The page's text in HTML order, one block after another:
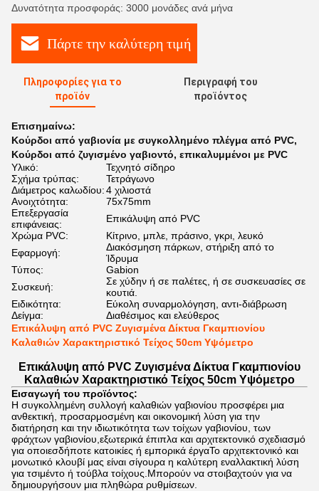
Δυνατότητα προσφοράς: 3000 μονάδες ανά μήνα
Πάρτε την καλύτερη τιμή
Πληροφορίες για το
προϊόν
Περιγραφή του
προϊόντος
Επισημαίνω:
Κούρδοι από γαβιονία με συγκολλημένο πλέγμα από PVC,
Κούρδοι από ζυγισμένο γαβιοντό, επικαλυμμένοι με PVC
Υλικό:
Τεχνητό σίδηρο
Σχήμα τρύπας:
Τετράγωνο
Διάμετρος καλωδίου:4 χιλιοστά
Ανοιχτότητα:
75x75mm
Επεξεργασία
επιφάνειας:
Επικάλυψη από PVC
Χρώμα PVC:
Κίτρινο, μπλε, πράσινο, γκρι, λευκό
Εφαρμογή:
Διακόσμηση πάρκων, στήριξη από το
Ίδρυμα
Τύπος:
Gabion
Συσκευή:
Σε χύδην ή σε παλέτες, ή σε συσκευασίες σε
κουτιά.
Ειδικότητα:
Εύκολη συναρμολόγηση, αντι-διάβρωση
Δείγμα:
Διαθέσιμος και ελεύθερος
Επικάλυψη από PVC Ζυγισμένα Δίκτυα Γκαμπιονίου
Καλαθιών Χαρακτηριστικό Τείχος 50cm Υψόμετρο
Επικάλυψη από PVC Ζυγισμένα Δίκτυα Γκαμπιονίου
Καλαθιών Χαρακτηριστικό Τείχος 50cm Υψόμετρο
Εισαγωγή του προϊόντος:
Η συγκολλημένη συλλογή καλαθιών γαβιονίου προσφέρει μια
ανθεκτική, προσαρμοσμένη και οικονομική λύση για την
διατήρηση και την ιδιωτικότητα των τοίχων γαβιονίου, των
φράχτων γαβιονίου,εξωτερικά έπιπλα και αρχιτεκτονικό σχεδιασμό
για οποιεσδήποτε κατοικίες ή εμπορικά έργαΤο αρχιτεκτονικό και
μονωτικό κλουβί μας είναι σίγουρα η καλύτερη εναλλακτική λύση
για τσιμέντο ή τούβλα τοίχους. Μπορούν να στοιβαχτούν για να
δημιουργήσουν μια πληθώρα ρυθμίσεων.